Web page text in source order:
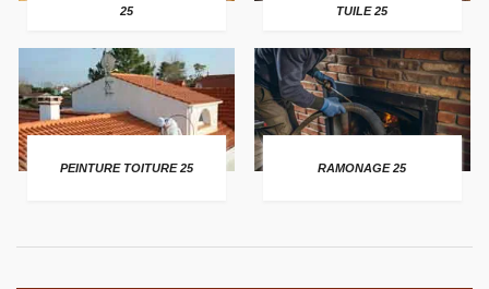
25
TUILE 25
PEINTURE TOITURE 25 RAMONAGE 25